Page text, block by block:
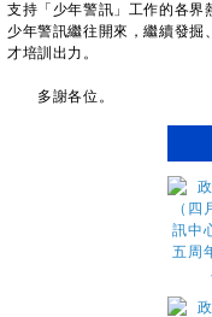
支持「少年警訊」工作的各界
少年警訊繼往開來，繼續發掘
才培訓出力。
多謝各位。